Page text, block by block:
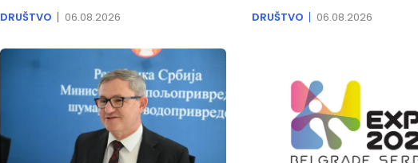
DRUŠTVO 06.08.2026 DRUŠTVO 06.08.2026